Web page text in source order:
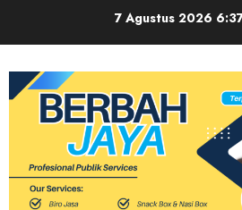
7 Agustus 2026